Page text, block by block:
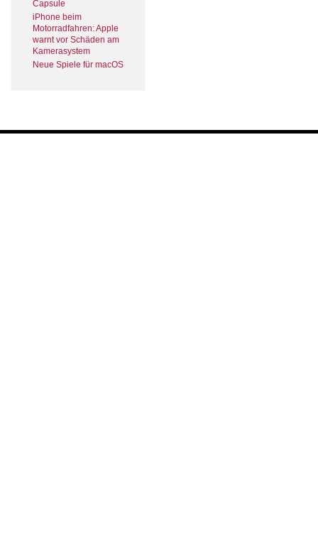
Capsule
iPhone beim
Motorradfahren: Apple
warnt vor Schäden am
Kamerasystem
Neue Spiele für macOS